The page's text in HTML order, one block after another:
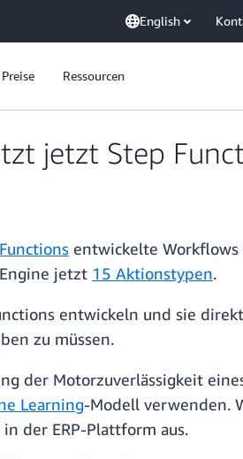
English
Preise Ressourcen
jetzt Step
entwickelte
jetzt 15 Aktionstypen.
entwickeln und sie
zu müssen.
der Motorzuverlässigkeit
Learning-Modell verwenden.
der ERP-Plattform aus.